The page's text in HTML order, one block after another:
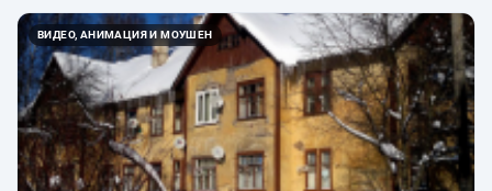
ВИДЕО, АНИМАЦИЯ И МОУШЕН